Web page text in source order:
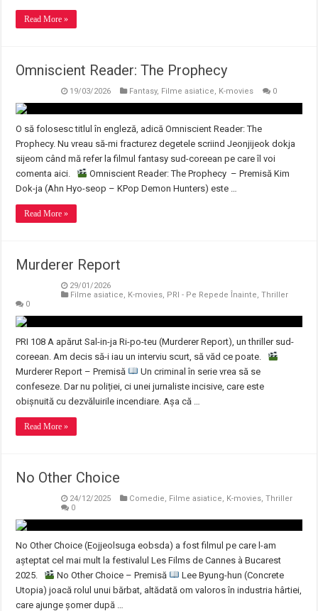
Read More »
Omniscient Reader: The Prophecy
19/03/2026 Fantasy, Filme asiatice, K-movies 0
O să folosesc titlul în engleză, adică Omniscient Reader: The
Prophecy. Nu vreau să-mi fracturez degetele scriind Jeonjijeok dokja
sijeom când mă refer la filmul fantasy sud-coreean pe care îl voi
comenta aici.
Omniscient Reader: The Prophecy – Premisă Kim
Dok-ja (Ahn Hyo-seop – KPop Demon Hunters) este …
Read More »
Murderer Report
29/01/2026
Filme asiatice, K-movies, PRI - Pe Repede Înainte,Thriller
0
PRI 108 A apărut Sal-in-ja Ri-po-teu (Murderer Report), un thriller sud-
coreean. Am decis să-i iau un interviu scurt, să văd ce poate.
Murderer Report – Premisă
Un criminal în serie vrea să se
confeseze. Dar nu poliției, ci unei jurnaliste incisive, care este
obișnuită cu dezvăluirile incendiare. Așa că …
Read More »
No Other Choice
24/12/2025 Comedie, Filme asiatice, K-movies,Thriller
0
No Other Choice (Eojjeolsuga eobsda) a fost filmul pe care l-am
așteptat cel mai mult la festivalul Les Films de Cannes à Bucarest
2025.
No Other Choice – Premisă
Lee Byung-hun (Concrete
Utopia) joacă rolul unui bărbat, altădată om valoros în industria hârtiei,
care ajunge șomer după …